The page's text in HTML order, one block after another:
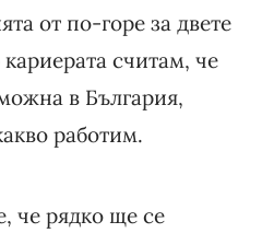
от по-горе за двете
считам, че
в България,
работим.
че рядко ще се